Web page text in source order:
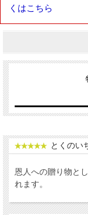
くはこちら
とくのい
恩人への贈り物と
れます。